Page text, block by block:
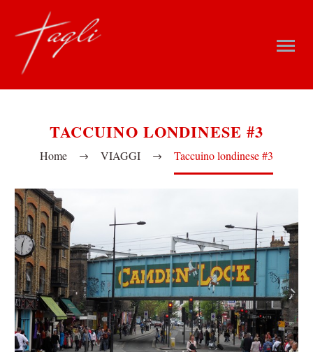
TACCUINO LONDINESE #3
Home VIAGGI Taccuino londinese #3